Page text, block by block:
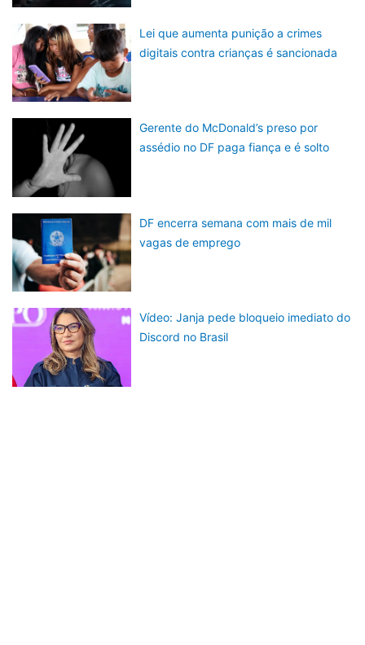
Lei que aumenta punição a crimes
digitais contra crianças é sancionada
Gerente do McDonald’s preso por
assédio no DF paga fiança e é solto
DF encerra semana com mais de mil
vagas de emprego
Vídeo: Janja pede bloqueio imediato do
Discord no Brasil